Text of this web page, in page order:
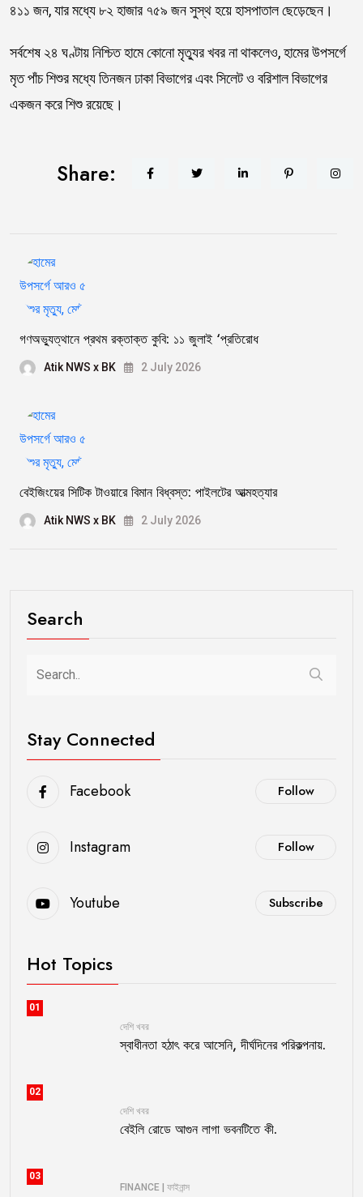
৪১১ জন, যার মধ্যে ৮২ হাজার ৭৫৯ জন সুস্থ হয়ে হাসপাতাল ছেড়েছেন।
সর্বশেষ ২৪ ঘণ্টায় নিশ্চিত হামে কোনো মৃত্যুর খবর না থাকলেও, হামের উপসর্গে
মৃত পাঁচ শিশুর মধ্যে তিনজন ঢাকা বিভাগের এবং সিলেট ও বরিশাল বিভাগের
একজন করে শিশু রয়েছে।
Share:
গণঅভ্যুত্থানে প্রথম রক্তাক্ত কুবি: ১১ জুলাই ‘প্রতিরোধ
Atik NWS x BK 2 July 2026
বেইজিংয়ের সিটিক টাওয়ারে বিমান বিধ্বস্ত: পাইলটের আত্মহত্যার
Atik NWS x BK 2 July 2026
Search
Stay Connected
Facebook Follow
Instagram Follow
Youtube Subscribe
Hot Topics
01
দেশি খবর
স্বাধীনতা হঠাৎ করে আসেনি, দীর্ঘদিনের পরিকল্পনায়.
02
দেশি খবর
বেইলি রোডে আগুন লাগা ভবনটিতে কী.
03
FINANCE | ফাইনান্স